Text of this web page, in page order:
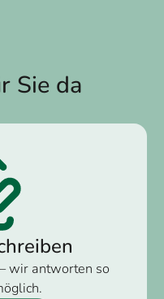
Sie da
wir antworten so